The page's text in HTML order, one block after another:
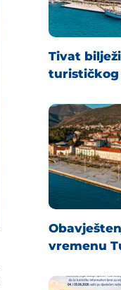
Tivat
turističkog
vremenu